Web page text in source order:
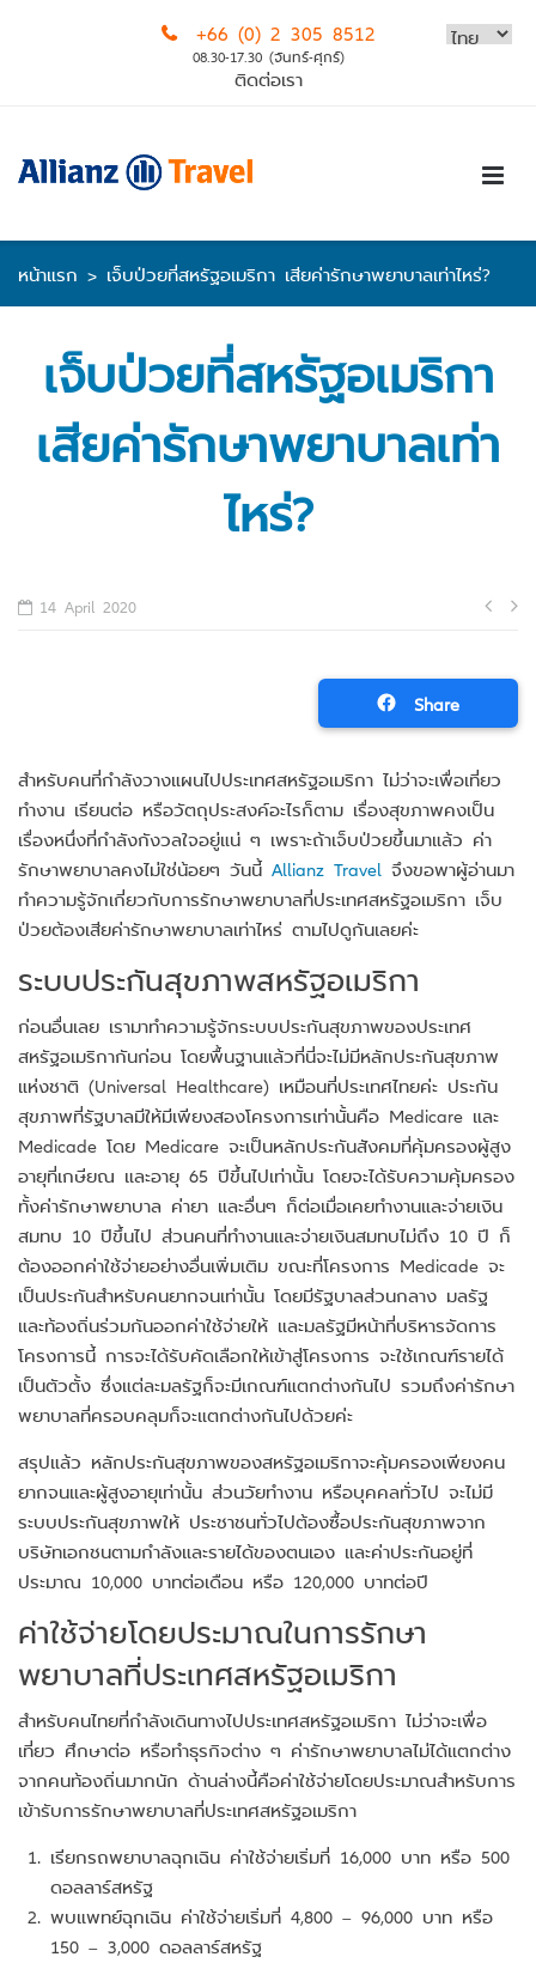
+66 (0) 2 305 8512
08.30-17.30 (จันทร์-ศุกร์)
ติดต่อเรา
หน้าแรก > เจ็บป่วยที่สหรัฐอเมริกา เสียค่ารักษาพยาบาลเท่าไหร่?
เจ็บป่วยที่สหรัฐอเมริกา
เสียค่ารักษาพยาบาลเท่า
ไหร่?
14 April 2020
Share
สำหรับคนที่กำลังวางแผนไปประเทศสหรัฐอเมริกา ไม่ว่าจะเพื่อเที่ยว
ทำงาน เรียนต่อ หรือวัตถุประสงค์อะไรก็ตาม เรื่องสุขภาพคงเป็น
เรื่องหนึ่งที่กำลังกังวลใจอยู่แน่ ๆ เพราะถ้าเจ็บป่วยขึ้นมาแล้ว ค่า
รักษาพยาบาลคงไม่ใช่น้อยๆ วันนี้ Allianz Travel จึงขอพาผู้อ่านมา
ทำความรู้จักเกี่ยวกับการรักษาพยาบาลที่ประเทศสหรัฐอเมริกา เจ็บ
ป่วยต้องเสียค่ารักษาพยาบาลเท่าไหร่ ตามไปดูกันเลยค่ะ
ระบบประกันสุขภาพสหรัฐอเมริกา
ก่อนอื่นเลย เรามาทำความรู้จักระบบประกันสุขภาพของประเทศ
สหรัฐอเมริกากันก่อน โดยพื้นฐานแล้วที่นี่จะไม่มีหลักประกันสุขภาพ
แห่งชาติ (Universal Healthcare) เหมือนที่ประเทศไทยค่ะ ประกัน
สุขภาพที่รัฐบาลมีให้มีเพียงสองโครงการเท่านั้นคือ Medicare และ
Medicade โดย Medicare จะเป็นหลักประกันสังคมที่คุ้มครองผู้สูง
อายุที่เกษียณ และอายุ 65 ปีขึ้นไปเท่านั้น โดยจะได้รับความคุ้มครอง
ทั้งค่ารักษาพยาบาล ค่ายา และอื่นๆ ก็ต่อเมื่อเคยทำงานและจ่ายเงิน
สมทบ 10 ปีขึ้นไป ส่วนคนที่ทำงานและจ่ายเงินสมทบไม่ถึง 10 ปี ก็
ต้องออกค่าใช้จ่ายอย่างอื่นเพิ่มเติม ขณะที่โครงการ Medicade จะ
เป็นประกันสำหรับคนยากจนเท่านั้น โดยมีรัฐบาลส่วนกลาง มลรัฐ
และท้องถิ่นร่วมกันออกค่าใช้จ่ายให้ และมลรัฐมีหน้าที่บริหารจัดการ
โครงการนี้ การจะได้รับคัดเลือกให้เข้าสู่โครงการ จะใช้เกณฑ์รายได้
เป็นตัวตั้ง ซึ่งแต่ละมลรัฐก็จะมีเกณฑ์แตกต่างกันไป รวมถึงค่ารักษา
พยาบาลที่ครอบคลุมก็จะแตกต่างกันไปด้วยค่ะ
สรุปแล้ว หลักประกันสุขภาพของสหรัฐอเมริกาจะคุ้มครองเพียงคน
ยากจนและผู้สูงอายุเท่านั้น ส่วนวัยทำงาน หรือบุคคลทั่วไป จะไม่มี
ระบบประกันสุขภาพให้ ประชาชนทั่วไปต้องซื้อประกันสุขภาพจาก
บริษัทเอกชนตามกำลังและรายได้ของตนเอง และค่าประกันอยู่ที่
ประมาณ 10,000 บาทต่อเดือน หรือ 120,000 บาทต่อปี
ค่าใช้จ่ายโดยประมาณในการรักษา
พยาบาลที่ประเทศสหรัฐอเมริกา
สำหรับคนไทยที่กำลังเดินทางไปประเทศสหรัฐอเมริกา ไม่ว่าจะเพื่อ
เที่ยว ศึกษาต่อ หรือทำธุรกิจต่าง ๆ ค่ารักษาพยาบาลไม่ได้แตกต่าง
จากคนท้องถิ่นมากนัก ด้านล่างนี้คือค่าใช้จ่ายโดยประมาณสำหรับการ
เข้ารับการรักษาพยาบาลที่ประเทศสหรัฐอเมริกา
เรียกรถพยาบาลฉุกเฉิน ค่าใช้จ่ายเริ่มที่ 16,000 บาท หรือ 500
ดอลลาร์สหรัฐ
พบแพทย์ฉุกเฉิน ค่าใช้จ่ายเริ่มที่ 4,800 – 96,000 บาท หรือ
150 – 3,000 ดอลลาร์สหรัฐ